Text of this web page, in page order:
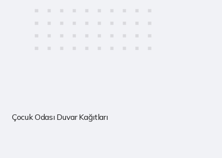
Çocuk Odası Duvar Kağıtları